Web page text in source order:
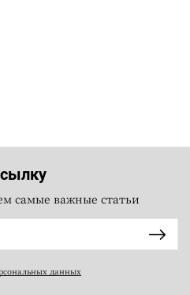
самые важные статьи
данных